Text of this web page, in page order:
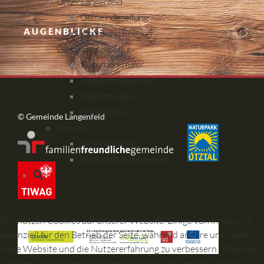
Gemeindezeitung
Kirche und Religion
Geschichte & Kultur
Kulturdenkmäler
Gedächtnisspeicher
Heimatmuseum
Historisches
Vereine
Vereine von A-Z
Veranstaltungskalender
AUGENBLICKE
© Gemeinde Längenfeld
Wir nutzen Cookies auf unserer Website. Einige von ihnen sind
essenziell für den Betrieb der Seite, während andere uns helfen,
diese Website und die Nutzererfahrung zu verbessern (Tracking